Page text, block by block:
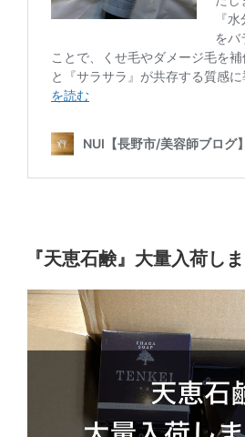
『天恵石鹸』大量入荷し